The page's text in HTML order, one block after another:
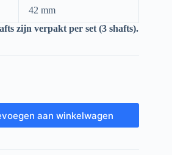
42 mm
zijn verpakt per set (3 shafts).
aan winkelwagen